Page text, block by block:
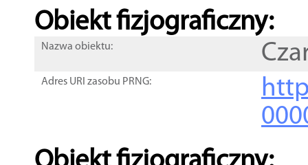
Obiekt fizjograficzny:
Nazwa obiektu:
Adres URI zasobu PRNG: